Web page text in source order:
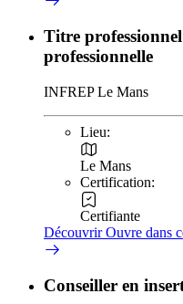
Titre
professionnelle
INFREP Le Mans
Lieu:
Le Mans
Certification:
Certifiante
DécouvrirOuvre dans
Conseiller en